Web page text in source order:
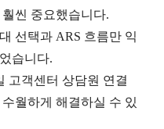
씬 중요했습니다.
선택과 ARS 흐름만 익
습니다.
고객센터 상담원 연결
월하게 해결하실 수 있